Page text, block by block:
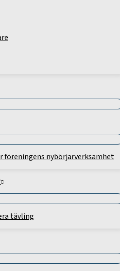
föreningens nybörjarverksamhet
tävling